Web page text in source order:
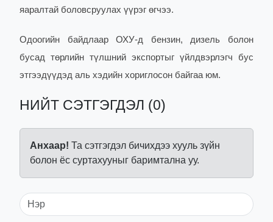
яаралтай боловсруулах үүрэг өгчээ.
Одоогийн байдлаар ОХУ-д бензин, дизель болон
бусад төрлийн түлшний экспортыг үйлдвэрлэгч бус
этгээдүүдэд аль хэдийн хориглосон байгаа юм.
НИЙТ СЭТГЭГДЭЛ (0)
Анхаар! Та сэтгэгдэл бичихдээ хууль зүйн
болон ёс суртахууныг баримтална уу.